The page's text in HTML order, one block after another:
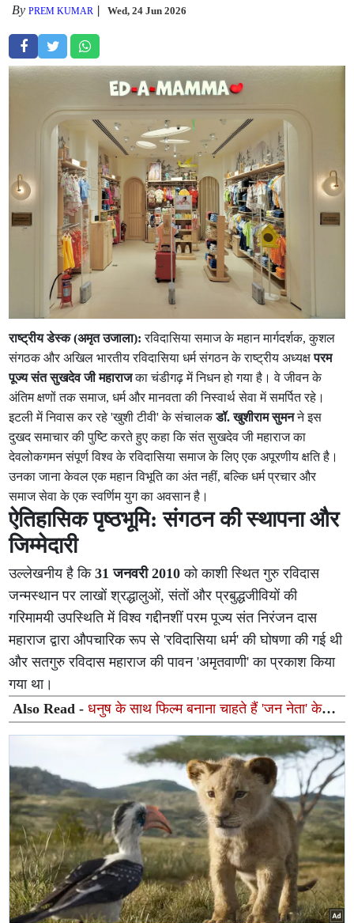
ByPREM KUMAR Wed, 24 Jun 2026
राष्ट्रीय डेस्क (अमृत उजाला): रविदासिया समाज के महान मार्गदर्शक, कुशल
संगठक और अखिल भारतीय रविदासिया धर्म संगठन के राष्ट्रीय अध्यक्षपरम
पूज्य संत सुखदेव जी महाराजका चंडीगढ़ में निधन हो गया है। वे जीवन के
अंतिम क्षणों तक समाज, धर्म और मानवता की निस्वार्थ सेवा में समर्पित रहे।
इटली में निवास कर रहे 'खुशी टीवी' के संचालकडॉ. खुशीराम सुमनने इस
दुखद समाचार की पुष्टि करते हुए कहा कि संत सुखदेव जी महाराज का
देवलोकगमन संपूर्ण विश्व के रविदासिया समाज के लिए एक अपूरणीय क्षति है।
उनका जाना केवल एक महान विभूति का अंत नहीं, बल्कि धर्म प्रचार और
समाज सेवा के एक स्वर्णिम युग का अवसान है।
ऐतिहासिक पृष्ठभूमि: संगठन की स्थापना और
जिम्मेदारी
उल्लेखनीय है कि31 जनवरी 2010 को काशी स्थित गुरु रविदास
जन्मस्थान पर लाखों श्रद्धालुओं, संतों और प्रबुद्धजीवियों की
गरिमामयी उपस्थिति में विश्व गद्दीनशीं परम पूज्य संत निरंजन दास
महाराज द्वारा औपचारिक रूप से 'रविदासिया धर्म' की घोषणा की गई थी
और सतगुरु रविदास महाराज की पावन 'अमृतवाणी' का प्रकाश किया
गया था।
Also Read -धनुष के साथ फिल्म बनाना चाहते हैं 'जन नेता' के
निर्देशक एच. विनोथ, जानिए क्यों अटक रही है बात